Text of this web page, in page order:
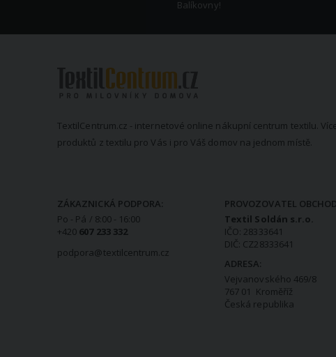
Balíkovny!
TextilCentrum.cz - internetové online nákupní centrum textilu.
produktů z textilu pro Vás i pro Váš domov na jednom místě.
ZÁKAZNICKÁ PODPORA:
Po - Pá / 8:00 - 16:00
+420 607 233 332
podpora@textilcentrum.cz
PROVOZOVATEL
Textil Soldán s.r.o.
IČO: 28333641
DIČ: CZ28333641
ADRESA:
Vejvanovského 469/8
767 01 Kroměříž
Česká republika